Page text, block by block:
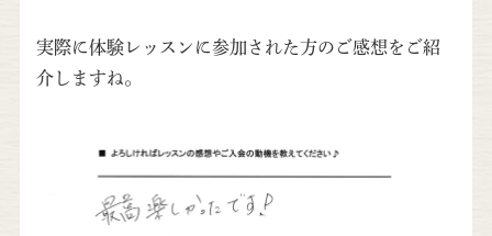
実際に体験レッスンに参加された方のご感想をご紹
介しますね。